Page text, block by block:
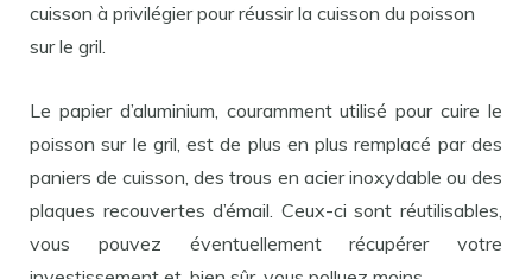
cuisson à privilégier pour réussir la cuisson du poisson
sur le gril.
Le papier d’aluminium, couramment utilisé pour cuire le
poisson sur le gril, est de plus en plus remplacé par des
paniers de cuisson, des trous en acier inoxydable ou des
plaques recouvertes d’émail. Ceux-ci sont réutilisables,
vous pouvez éventuellement récupérer votre